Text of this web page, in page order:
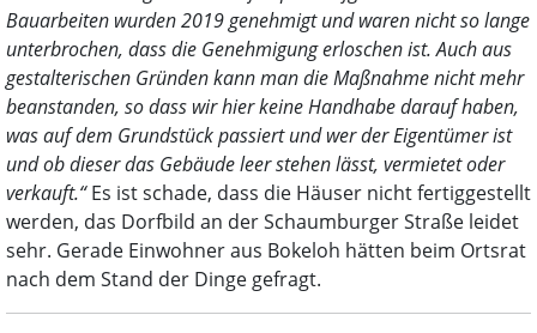
Bauarbeiten wurden 2019 genehmigt und waren nicht so lange
unterbrochen, dass die Genehmigung erloschen ist. Auch aus
gestalterischen Gründen kann man die Maßnahme nicht mehr
beanstanden, so dass wir hier keine Handhabe darauf haben,
was auf dem Grundstück passiert und wer der Eigentümer ist
und ob dieser das Gebäude leer stehen lässt, vermietet oder
verkauft.“Es ist schade, dass die Häuser nicht fertiggestellt
werden, das Dorfbild an der Schaumburger Straße leidet
sehr. Gerade Einwohner aus Bokeloh hätten beim Ortsrat
nach dem Stand der Dinge gefragt.